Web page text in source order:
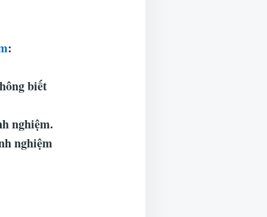
:
biết
nghiệm.
nghiệm